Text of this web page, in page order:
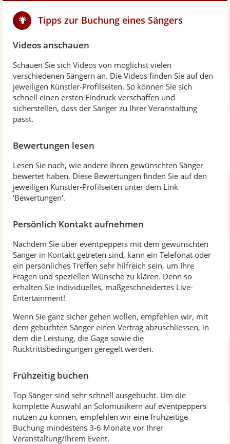
Tipps zur Buchung eines Sängers
Videos anschauen
Schauen Sie sich Videos von möglichst vielen
verschiedenen Sängern an. Die Videos finden Sie auf den
jeweiligen Künstler-Profilseiten. So können Sie sich
schnell einen ersten Eindruck verschaffen und
sicherstellen, dass der Sänger zu Ihrer Veranstaltung
passt.
Bewertungen lesen
Lesen Sie nach, wie andere Ihren gewünschten Sänger
bewertet haben. Diese Bewertungen finden Sie auf den
jeweiligen Künstler-Profilseiten unter dem Link
'Bewertungen'.
Persönlich Kontakt aufnehmen
Nachdem Sie über eventpeppers mit dem gewünschten
Sänger in Kontakt getreten sind, kann ein Telefonat oder
ein persönliches Treffen sehr hilfreich sein, um Ihre
Fragen und speziellen Wünsche zu klären. Denn so
erhalten Sie individuelles, maßgeschneidertes Live-
Entertainment!
Wenn Sie ganz sicher gehen wollen, empfehlen wir, mit
dem gebuchten Sänger einen Vertrag abzuschliessen, in
dem die Leistung, die Gage sowie die
Rücktrittsbedingungen geregelt werden.
Frühzeitig buchen
Top Sänger sind sehr schnell ausgebucht. Um die
komplette Auswahl an Solomusikern auf eventpeppers
nutzen zu können, empfehlen wir eine frühzeitige
Buchung mindestens 3-6 Monate vor Ihrer
Veranstaltung/Ihrem Event.